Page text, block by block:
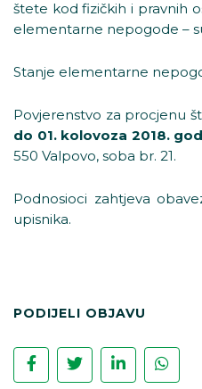
štete kod fizičkih i pravnih
elementarne nepogode –
Stanje elementarne
Povjerenstvo za procjenu
do 01. kolovoza 2018.
550 Valpovo, soba br. 21.
Podnosioci zahtjeva
upisnika.
PODIJELI OBJAVU